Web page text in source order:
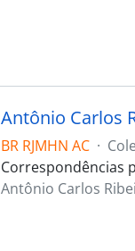
Antônio Carlos
BR RJMHN AC ·
Correspondências
Antônio Carlos